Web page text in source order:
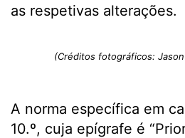
as respetivas alterações.
(Créditos fotográficos:
A norma específica em
10.º, cuja epígrafe é